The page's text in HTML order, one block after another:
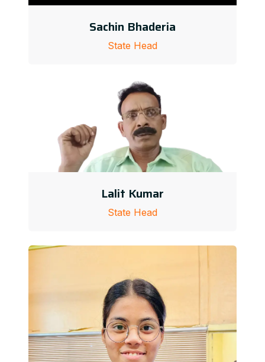
Sachin Bhaderia
State Head
Lalit Kumar
State Head